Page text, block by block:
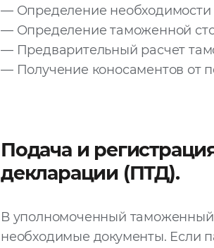
— Определение необходимости
— Определение таможенной
— Предварительный расчет
— Получение коносаментов от
Подача и
декларации (ПТД).
В уполномоченный
необходимые документы. Если